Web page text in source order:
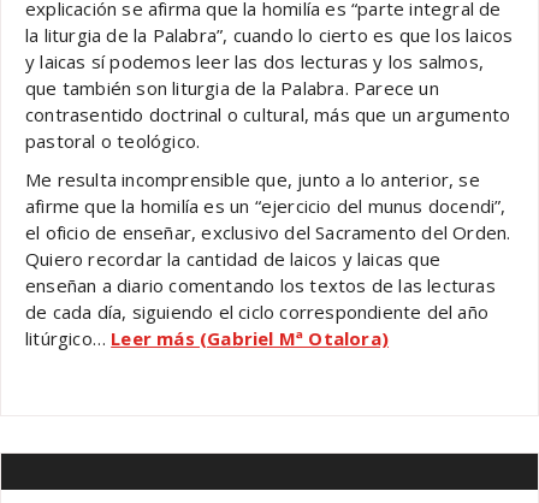
explicación se afirma que la homilía es “parte integral de
la liturgia de la Palabra”, cuando lo cierto es que los laicos
y laicas sí podemos leer las dos lecturas y los salmos,
que también son liturgia de la Palabra. Parece un
contrasentido doctrinal o cultural, más que un argumento
pastoral o teológico.
Me resulta incomprensible que, junto a lo anterior, se
afirme que la homilía es un “ejercicio del munus docendi”,
el oficio de enseñar, exclusivo del Sacramento del Orden.
Quiero recordar la cantidad de laicos y laicas que
enseñan a diario comentando los textos de las lecturas
de cada día, siguiendo el ciclo correspondiente del año
litúrgico… Leer más (Gabriel Mª Otalora)